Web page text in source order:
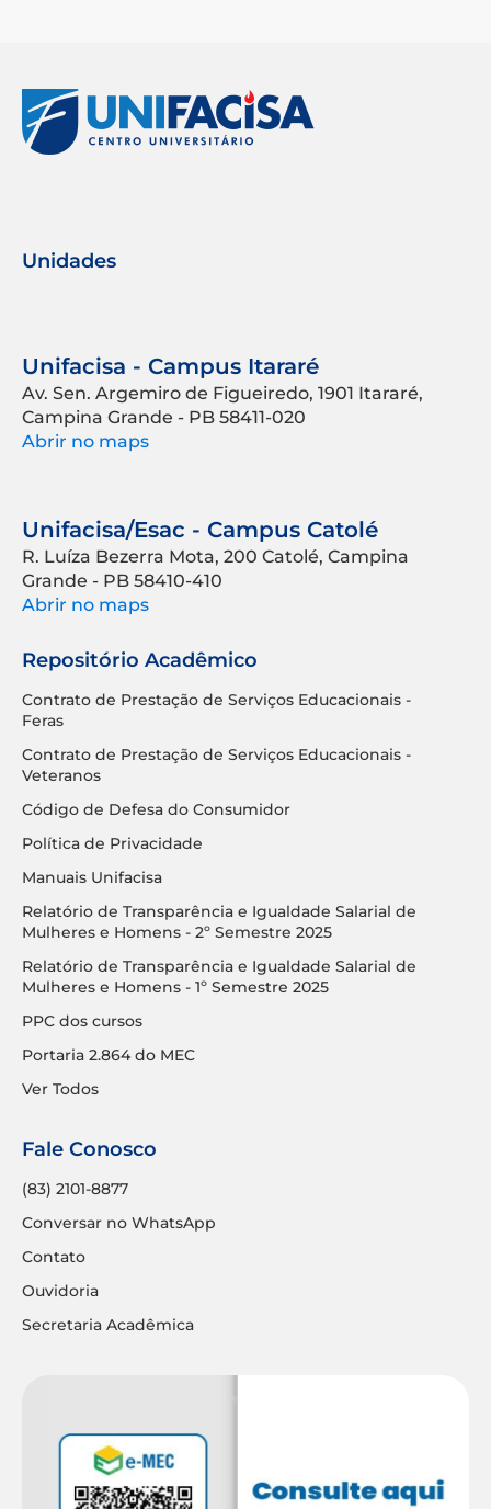
Unidades
Unifacisa - Campus Itararé
Av. Sen. Argemiro de Figueiredo, 1901 Itararé,
Campina Grande - PB 58411-020
Abrir no maps
Unifacisa/Esac - Campus Catolé
R. Luíza Bezerra Mota, 200 Catolé, Campina
Grande - PB 58410-410
Abrir no maps
Repositório Acadêmico
Contrato de Prestação de Serviços Educacionais -
Feras
Contrato de Prestação de Serviços Educacionais -
Veteranos
Código de Defesa do Consumidor
Política de Privacidade
Manuais Unifacisa
Relatório de Transparência e Igualdade Salarial de
Mulheres e Homens - 2º Semestre 2025
Relatório de Transparência e Igualdade Salarial de
Mulheres e Homens - 1º Semestre 2025
PPC dos cursos
Portaria 2.864 do MEC
Ver Todos
Fale Conosco
(83) 2101-8877
Conversar no WhatsApp
Contato
Ouvidoria
Secretaria Acadêmica